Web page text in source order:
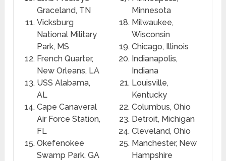
Graceland, TN
Vicksburg
National Military
Park, MS
French Quarter,
New Orleans, LA
USS Alabama,
AL
Cape Canaveral
Air Force Station,
FL
Okefenokee
Swamp Park, GA
Minnesota
Milwaukee,
Wisconsin
Chicago, Illinois
Indianapolis,
Indiana
Louisville,
Kentucky
Columbus, Ohio
Detroit, Michigan
Cleveland, Ohio
Manchester, New
Hampshire